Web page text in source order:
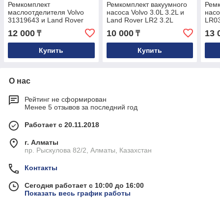
Ремкомплект
маслоотделителя Volvo
31319643 и Land Rover
LR023777
12 000 ₸
Купить
Ремкомплект вакуумного
насоса Volvo 3.0L 3.2L и
Land Rover LR2 3.2L
31401556
10 000₸
Купить
13
О нас
Рейтинг не сформирован
Менее 5 отзывов за последний год
Работает с 20.11.2018
г. Алматы
пр. Рыскулова 82/2, Алматы, Казахстан
Контакты
Сегодня работает с 10:00 до 16:00
Показать весь график работы